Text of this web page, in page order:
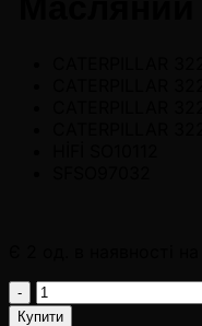
3223155
adet
Купити